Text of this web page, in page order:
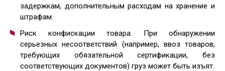
задержкам, дополнительным расходам на хранение и
штрафам.
Риск конфискации товара. При обнаружении
серьезных несоответствий (например, ввоз товаров,
требующих обязательной сертификации, без
соответствующих документов) груз может быть изъят.